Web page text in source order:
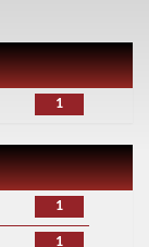
1
1
1